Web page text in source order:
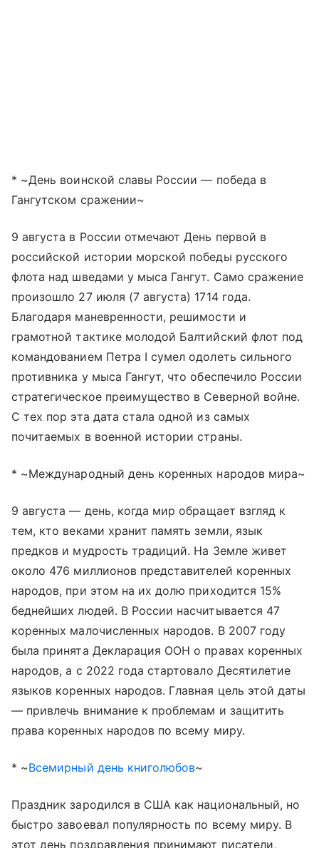
* ~День воинской славы России — победа в
Гангутском сражении~
9 августа в России отмечают День первой в
российской истории морской победы русского
флота над шведами у мыса Гангут. Само сражение
произошло 27 июля (7 августа) 1714 года.
Благодаря маневренности, решимости и
грамотной тактике молодой Балтийский флот под
командованием Петра I сумел одолеть сильного
противника у мыса Гангут, что обеспечило России
стратегическое преимущество в Северной войне.
С тех пор эта дата стала одной из самых
почитаемых в военной истории страны.
* ~Международный день коренных народов мира~
9 августа — день, когда мир обращает взгляд к
тем, кто веками хранит память земли, язык
предков и мудрость традиций. На Земле живет
около 476 миллионов представителей коренных
народов, при этом на их долю приходится 15%
беднейших людей. В России насчитывается 47
коренных малочисленных народов. В 2007 году
была принята Декларация ООН о правах коренных
народов, а с 2022 года стартовало Десятилетие
языков коренных народов. Главная цель этой даты
— привлечь внимание к проблемам и защитить
права коренных народов по всему миру.
* ~Всемирный день книголюбов~
Праздник зародился в США как национальный, но
быстро завоевал популярность по всему миру. В
этот день поздравления принимают писатели,